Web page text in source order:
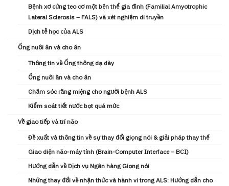
Bệnh xơ cứng teo cơ một bên thể gia đình (Familial Amyotrophic
Lateral Sclerosis – FALS) và xét nghiệm di truyền
Dịch tễ học của ALS
Ống nuôi ăn và cho ăn
Thông tin về Ống thông dạ dày
Ống nuôi ăn và cho ăn
Chăm sóc răng miệng cho người bệnh ALS
Kiểm soát tiết nước bọt quá mức
Về giao tiếp và trí não
Đề xuất và thông tin về sự thay đổi giọng nói & giải pháp thay thế
Giao diện não-máy tính (Brain-Computer Interface – BCI)
Hướng dẫn về Dịch vụ Ngân hàng Giọng nói
Những thay đổi về nhận thức và hành vi trong ALS: Hướng dẫn cho